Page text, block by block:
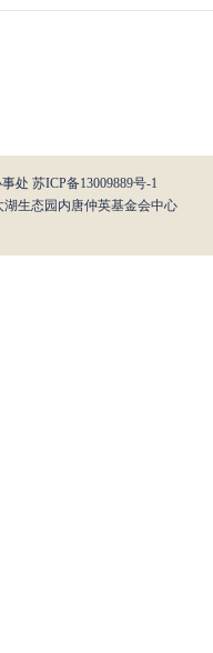
处 苏ICP备13009889号-1
生态园内唐仲英基金会中心